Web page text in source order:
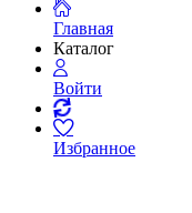
Главная
Каталог
Войти
Избранное